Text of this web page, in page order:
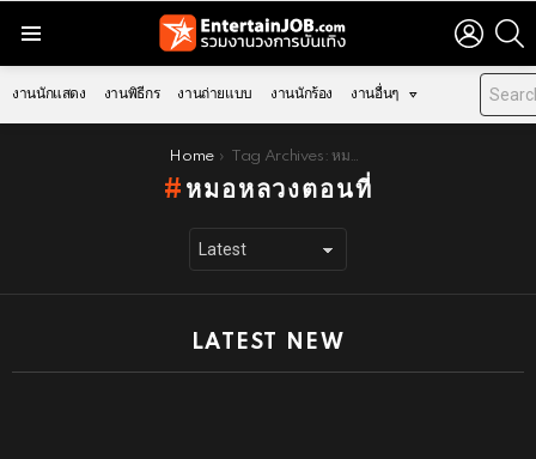
LOGIN
งานนักแสดง งานพิธีกร งานถ่ายแบบ งานนักร้อง งานอื่นๆ
Home Tag Archives: หมอหลวงตอนที่
หมอหลวงตอนที่
LATEST NEW